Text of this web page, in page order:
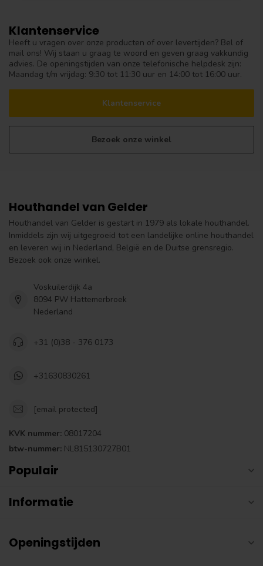
Klantenservice
Heeft u vragen over onze producten of over levertijden? Bel of
mail ons! Wij staan u graag te woord en geven graag vakkundig
advies. De openingstijden van onze telefonische helpdesk zijn:
Maandag t/m vrijdag: 9:30 tot 11:30 uur en 14:00 tot 16:00 uur.
Klantenservice
Bezoek onze winkel
Houthandel van Gelder
Houthandel van Gelder is gestart in 1979 als lokale houthandel.
Inmiddels zijn wij uitgegroeid tot een landelijke online houthandel
en leveren wij in Nederland, België en de Duitse grensregio.
Bezoek ook onze winkel.
Voskuilerdijk 4a
8094 PW Hattemerbroek
Nederland
+31 (0)38 - 376 0173
+31630830261
[email protected]
KVK nummer: 08017204
btw-nummer: NL815130727B01
Populair
Informatie
Openingstijden